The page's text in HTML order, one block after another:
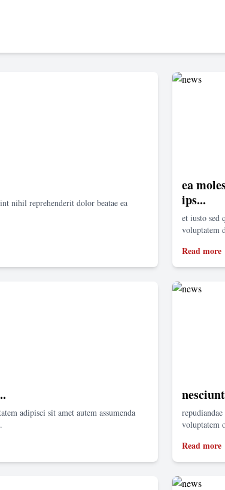
nihil reprehenderit dolor beatae ea
ea
ips...
et iusto sed
voluptatem
Read more
adipisci sit amet autem assumenda
voluptatem
Read more